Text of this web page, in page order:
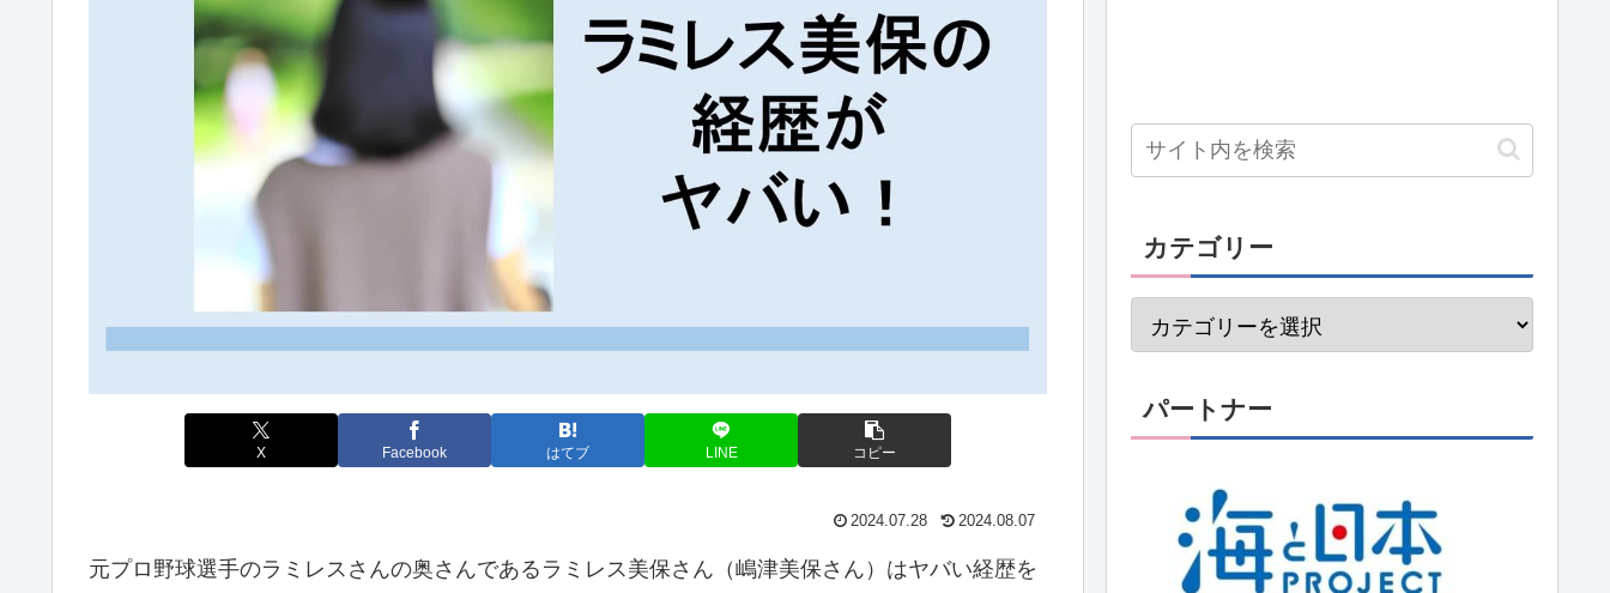
X Facebook はてブ LINE コピー
2024.07.28 2024.08.07
元プロ野球選手のラミレスさんの奥さんであるラミレス美保さん（嶋津美保さん）はヤバい経歴を
カテゴリー
パートナー